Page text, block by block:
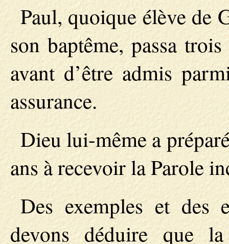
Paul, quoique élève de
son baptême, passa
avant d’être admis
assurance.
Dieu lui-même a
ans à recevoir la Parole
Des exemples et des
devons déduire que